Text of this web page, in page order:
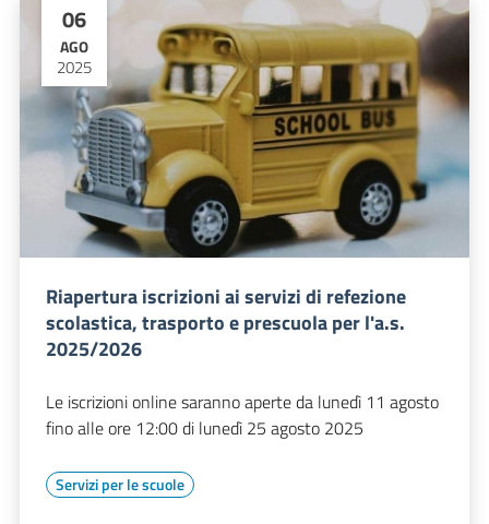
06
AGO
2025
Riapertura iscrizioni ai servizi di refezione
scolastica, trasporto e prescuola per l'a.s.
2025/2026
Le iscrizioni online saranno aperte da lunedì 11 agosto
fino alle ore 12:00 di lunedì 25 agosto 2025
Servizi per le scuole